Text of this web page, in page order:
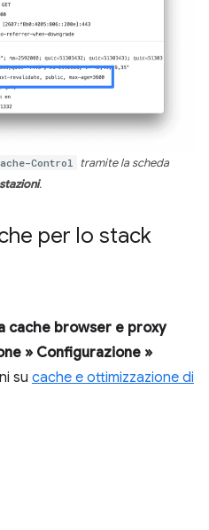
Control
tramite la scheda
.
per lo stack
cache browser e proxy
» Configurazione »
su cache e ottimizzazione di